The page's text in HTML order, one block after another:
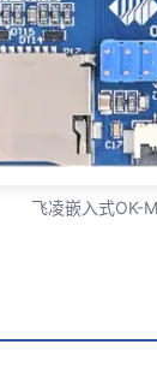
飞凌嵌入式OK-